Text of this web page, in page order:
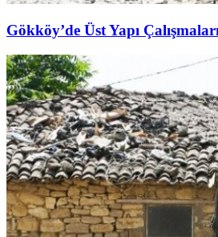
Gökköy’de Üst Yapı